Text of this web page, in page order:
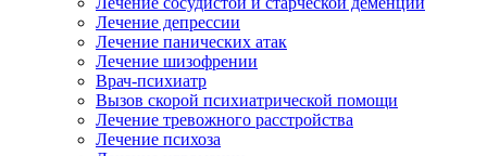
Лечение депрессии
Лечение панических атак
Лечение шизофрении
Врач-психиатр
Вызов скорой психиатрической помощи
Лечение тревожного расстройства
Лечение психоза